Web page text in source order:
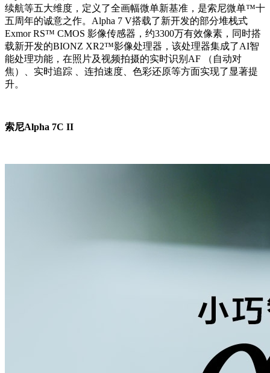
续航等五大维度，定义了全画幅微单新基准，是索尼微单™十
五周年的诚意之作。Alpha 7 V搭载了新开发的部分堆栈式
Exmor RS™ CMOS 影像传感器，约3300万有效像素，同时搭
载新开发的BIONZ XR2™影像处理器，该处理器集成了AI智
能处理功能，在照片及视频拍摄的实时识别AF （自动对
焦）、实时追踪 、连拍速度、色彩还原等方面实现了显著提
升。
索尼Alpha 7C II